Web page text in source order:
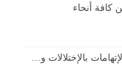
كافة أنحاء
بالإختلالات و…